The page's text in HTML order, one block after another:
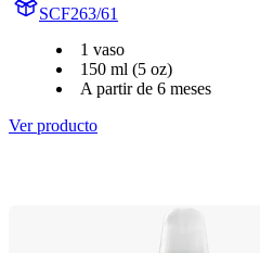
SCF263/61
1 vaso
150 ml (5 oz)
A partir de 6 meses
Ver producto